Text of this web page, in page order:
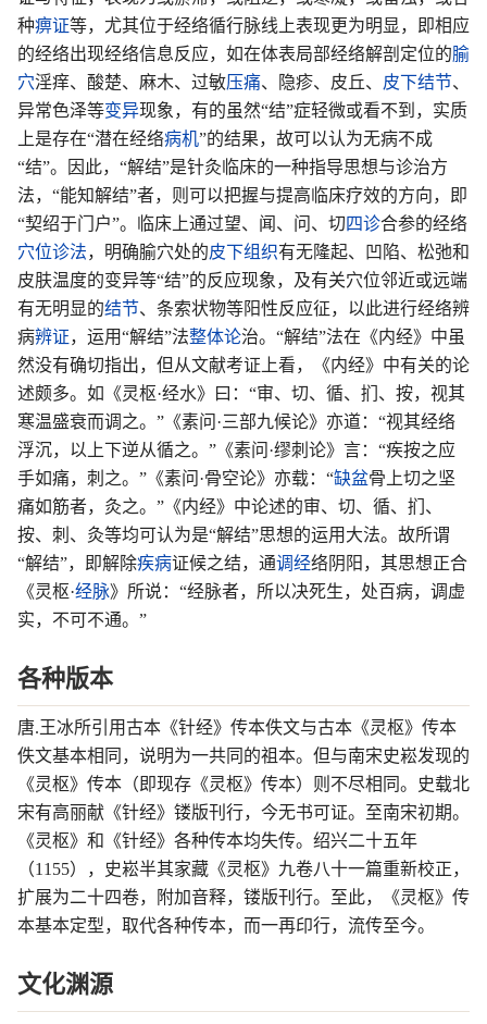
种痹证等，尤其位于经络循行脉线上表现更为明显，即相应
的经络出现经络信息反应，如在体表局部经络解剖定位的腧
穴淫痒、酸楚、麻木、过敏压痛、隐疹、皮丘、 皮下结节、
异常色泽等变异现象，有的虽然“结”症轻微或看不到，实质
上是存在“潜在经络病机”的结果，故可以认为无病不成
“结”。因此，“解结”是针灸临床的一种指导思想与诊治方
法，“能知解结”者，则可以把握与提高临床疗效的方向，即
“契绍于门户”。临床上通过望、闻、问、切四诊合参的经络
穴位诊法，明确腧穴处的皮下组织有无隆起、凹陷、松弛和
皮肤温度的变异等“结”的反应现象，及有关穴位邻近或远端
有无明显的结节、条索状物等阳性反应征，以此进行经络辨
病辨证，运用“解结”法整体论治。“解结”法在《内经》中虽
然没有确切指出，但从文献考证上看，《内经》中有关的论
述颇多。如《灵枢·经水》曰：“审、切、循、扪、按，视其
寒温盛衰而调之。”《素问·三部九候论》亦道：“视其经络
浮沉，以上下逆从循之。”《素问·缪刺论》言：“疾按之应
手如痛，刺之。”《素问·骨空论》亦载：“缺盆骨上切之坚
痛如筋者，灸之。”《内经》中论述的审、切、循、扪、
按、刺、灸等均可认为是“解结”思想的运用大法。故所谓
“解结”，即解除疾病证候之结，通调经络阴阳，其思想正合
《灵枢·经脉》所说：“经脉者，所以决死生，处百病，调虚
实，不可不通。”
各种版本
唐.王冰所引用古本《针经》传本佚文与古本《灵枢》传本
佚文基本相同，说明为一共同的祖本。但与南宋史崧发现的
《灵枢》传本（即现存《灵枢》传本）则不尽相同。史载北
宋有高丽献《针经》镂版刊行，今无书可证。至南宋初期。
《灵枢》和《针经》各种传本均失传。绍兴二十五年
（1155），史崧半其家藏《灵枢》九卷八十一篇重新校正，
扩展为二十四卷，附加音释，镂版刊行。至此，《灵枢》传
本基本定型，取代各种传本，而一再印行，流传至今。
文化渊源